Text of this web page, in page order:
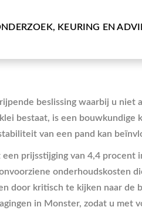
KEURING EN
beslissing waarbij u
bestaat, is een
van een pand kan
prijsstijging van 4,4
door kritisch te kijken naar
in Monster, zodat u